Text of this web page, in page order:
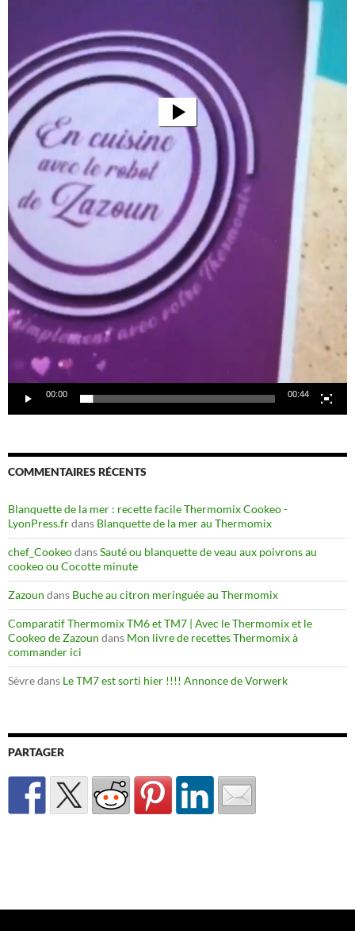
00:00 00:44
COMMENTAIRES RÉCENTS
Blanquette de la mer : recette facile Thermomix Cookeo -
LyonPress.frdans Blanquette de la mer au Thermomix
chef_CookeodansSauté ou blanquette de veau aux poivrons au
cookeo ou Cocotte minute
Zazoun dans Buche au citron meringuée au Thermomix
Comparatif Thermomix TM6 et TM7 | Avec le Thermomix et le
Cookeo de Zazoun dans Mon livre de recettes Thermomix à
commander ici
Sèvredans Le TM7 est sorti hier !!!! Annonce de Vorwerk
PARTAGER